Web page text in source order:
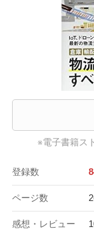
※電子書籍ス
登録数
ページ数
感想・レビュー